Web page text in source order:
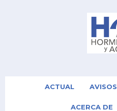
ACTUAL AVISOS
ACERCA DE